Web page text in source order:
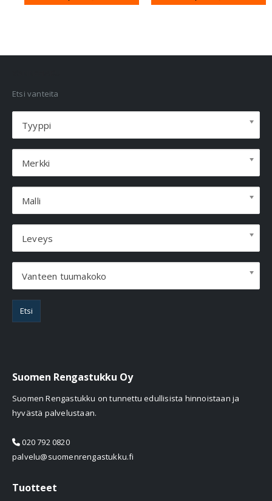
Etsi vanteita
Tyyppi
Merkki
Malli
Leveys
Vanteen tuumakoko
Etsi
Suomen Rengastukku Oy
Suomen Rengastukku on tunnettu edullisista hinnoistaan ja
hyvästä palvelustaan.
020 792 0820
palvelu@suomenrengastukku.fi
Tuotteet